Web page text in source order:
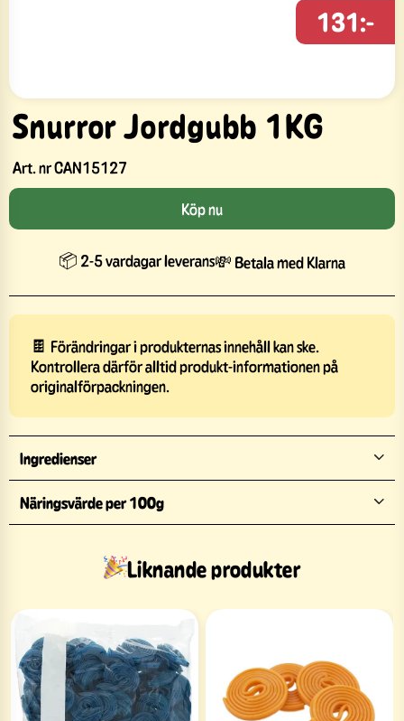
Snurror Jordgubb 1KG
Art. nrCAN15127
131:-
Köp nu
📦 2-5 vardagar leverans💸 Betala med Klarna
🍫 Förändringar i produkternas innehåll kan ske.
Kontrollera därför alltid produkt-informationen på
originalförpackningen.
Ingredienser
Näringsvärde per 100g
Liknande produkter